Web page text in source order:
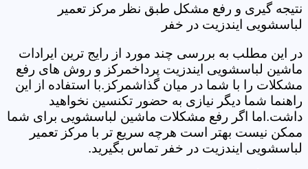
نتیجه گیری و رفع مشکل طبق نظر مرکز تعمیر
لباسشویی ایندزیت در خفر
در این مطلب به بررسی چند مورد از رایج ترین ایرادات
ماشین لباسشویی ایندزیت پرداخمرکز و روش های رفع
مشکلات را با شما در میان گذاشمرکز.با استفاده از این
راهنما شما دیگر نیازی به حضور تکنسین نخواهید
داشت.اما اگر رفع مشکلات ماشین لباسشویی برای شما
ممکن نیست بهتر است هرچه سریع تر با مرکز تعمیر
لباسشویی ایندزیت در خفر تماس بگیرید.